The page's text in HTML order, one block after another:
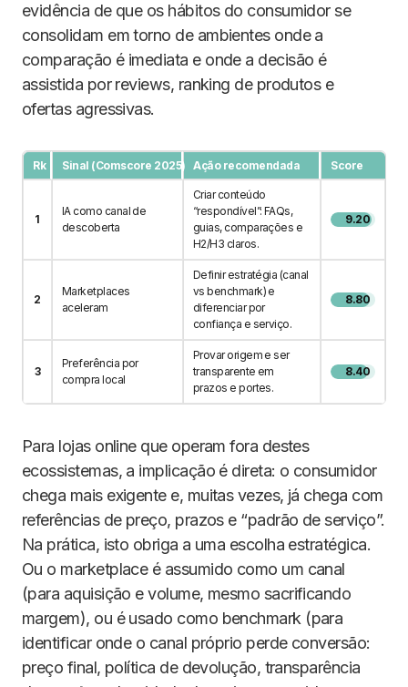
evidência de que os hábitos do consumidor se
consolidam em torno de ambientes onde a
comparação é imediata e onde a decisão é
assistida por reviews, ranking de produtos e
ofertas agressivas.
Rk Sinal (Comscore 2025) Ação recomendada Score
1
IA como canal de
descoberta
Criar conteúdo
“respondível”: FAQs,
guias, comparações e
H2/H3 claros.
9.20
2
Marketplaces
aceleram
Definir estratégia (canal
vs benchmark) e
diferenciar por
confiança e serviço.
8.80
3
Preferência por
compra local
Provar origem e ser
transparente em
prazos e portes.
8.40
Para lojas online que operam fora destes
ecossistemas, a implicação é direta: o consumidor
chega mais exigente e, muitas vezes, já chega com
referências de preço, prazos e “padrão de serviço”.
Na prática, isto obriga a uma escolha estratégica.
Ou o marketplace é assumido como um canal
(para aquisição e volume, mesmo sacrificando
margem), ou é usado como benchmark (para
identificar onde o canal próprio perde conversão:
preço final, política de devolução, transparência